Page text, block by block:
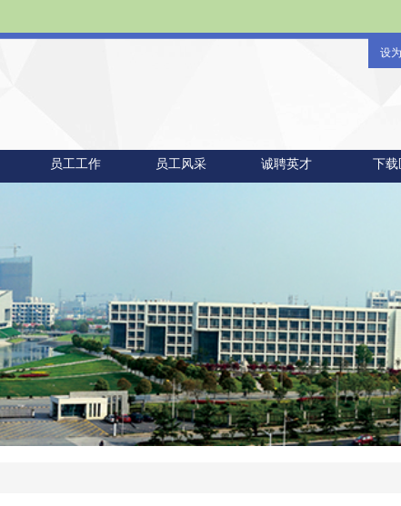
设
员工工作 员工风采 诚聘英才 下载